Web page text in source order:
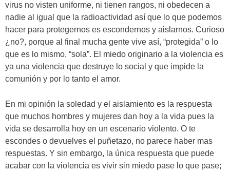
virus no visten uniforme, ni tienen rangos, ni obedecen a
nadie al igual que la radioactividad así que lo que podemos
hacer para protegernos es escondernos y aislarnos. Curioso
¿no?, porque al final mucha gente vive así, “protegida” o lo
que es lo mismo, “sola”. El miedo originario a la violencia es
ya una violencia que destruye lo social y que impide la
comunión y por lo tanto el amor.
En mi opinión la soledad y el aislamiento es la respuesta
que muchos hombres y mujeres dan hoy a la vida pues la
vida se desarrolla hoy en un escenario violento. O te
escondes o devuelves el puñetazo, no parece haber mas
respuestas. Y sin embargo, la única respuesta que puede
acabar con la violencia es vivir sin miedo pase lo que pase;